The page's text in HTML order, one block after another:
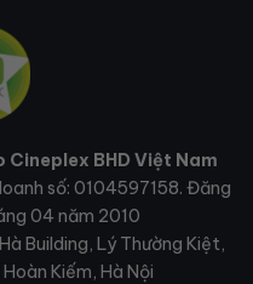
Cineplex BHD Việt Nam
số: 0104597158. Đăng
04 năm 2010
Building, Lý Thường Kiệt,
Kiếm, Hà Nội